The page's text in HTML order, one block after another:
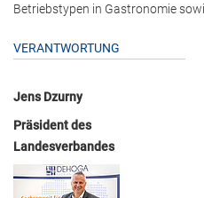
Betriebstypen in Gastronomie
VERANTWORTUNG
Jens Dzurny
Präsident des
Landesverbandes